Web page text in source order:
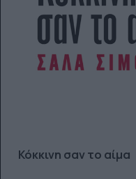
Κόκκινη σαν το αίμα